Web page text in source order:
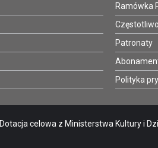
Ramówka
Patronaty
Polityka
Dotacja celowa z Ministerstwa Kultury i